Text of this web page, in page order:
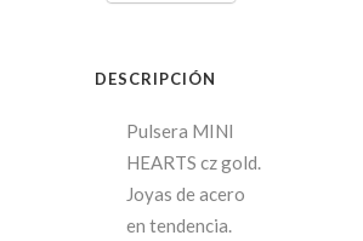
DESCRIPCIÓN
Pulsera MINI
HEARTS cz gold.
Joyas de acero
en tendencia.